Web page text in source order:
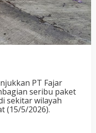
PT Fajar
seribu paket
sekitar wilayah
(15/5/2026).